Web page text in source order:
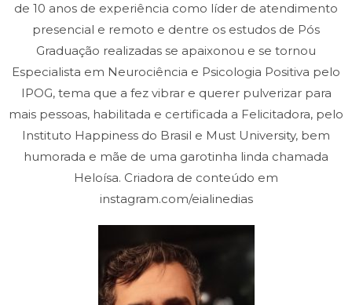
de 10 anos de experiência como líder de atendimento
presencial e remoto e dentre os estudos de Pós
Graduação realizadas se apaixonou e se tornou
Especialista em Neurociência e Psicologia Positiva pelo
IPOG, tema que a fez vibrar e querer pulverizar para
mais pessoas, habilitada e certificada a Felicitadora, pelo
Instituto Happiness do Brasil e Must University, bem
humorada e mãe de uma garotinha linda chamada
Heloísa. Criadora de conteúdo em
instagram.com/eialinedias